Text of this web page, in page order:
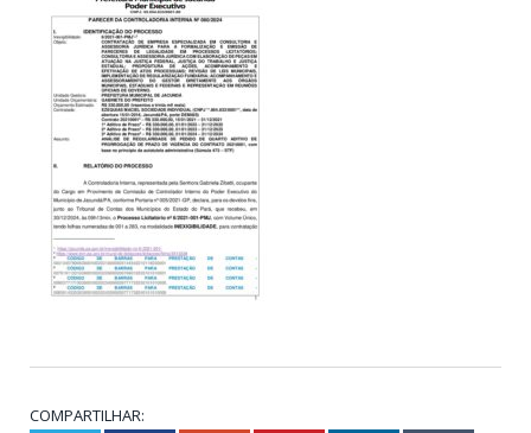
COMPARTILHAR: